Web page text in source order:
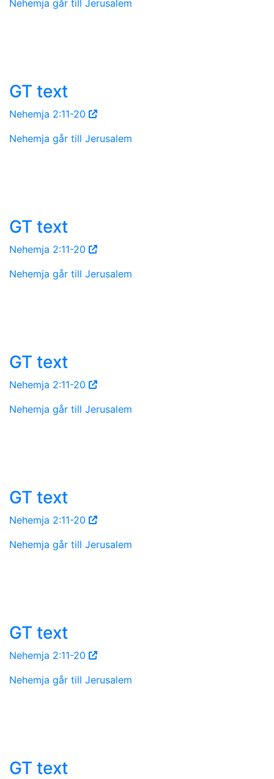
Nehemja går till Jerusalem
GT text
Nehemja 2:11-20
Nehemja går till Jerusalem
GT text
Nehemja 2:11-20
Nehemja går till Jerusalem
GT text
Nehemja 2:11-20
Nehemja går till Jerusalem
GT text
Nehemja 2:11-20
Nehemja går till Jerusalem
GT text
Nehemja 2:11-20
Nehemja går till Jerusalem
GT text